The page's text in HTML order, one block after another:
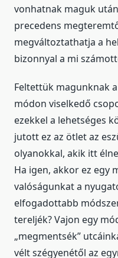
vonhatnak maguk
precedens
megváltoztathatja a
bizonnyal a mi
Feltettük magunknak
módon viselkedő
ezekkel a lehetséges
jutott ez az ötlet az
olyanokkal, akik itt
Ha igen, akkor ez egy
valóságunkat a
elfogadottabb
tereljék? Vajon egy
„megmentsék”
vélt szégyenétől az